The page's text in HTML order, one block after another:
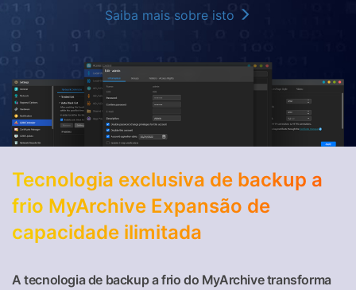
Saiba mais sobre isto
Tecnologia exclusiva de backup a
frio MyArchive Expansão de
capacidade ilimitada
A tecnologia de backup a frio do MyArchive transforma